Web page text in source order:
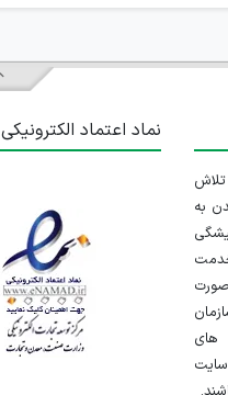
شد و با تلاش
به
صورت
های
سایت
نماد اعتماد الکترونیکی